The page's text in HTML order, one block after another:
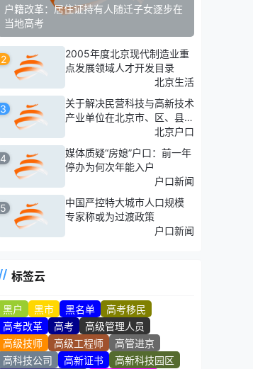
户籍改革：居住证持有人随迁子女逐步在
当地高考
2
2005年度北京现代制造业重
点发展领域人才开发目录
北京生活
3
关于解决民营科技与高新技术
产业单位在北京市、区、县人
才服务中心存档人员的夫妻两
地分居问题的通知（试行）
北京户口
4
媒体质疑“房媳”户口：前一年
停办为何次年能入户
户口新闻
5
中国严控特大城市人口规模
专家称或为过渡政策
户口新闻
标签云
黑户 黑市 黑名单
高考移民
高考改革
高考
高级管理人员
高级技师
高级工程师
高管进京
高科技公司
高新证书 高新科技园区